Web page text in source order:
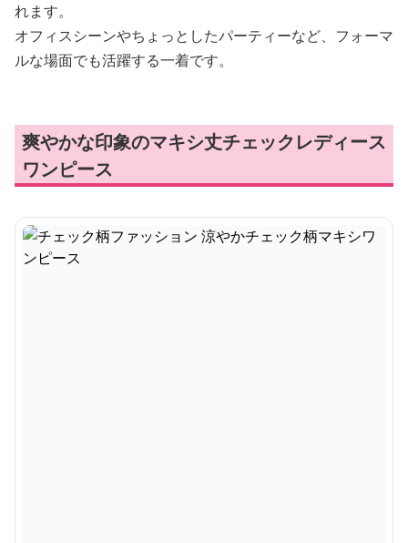
れます。
オフィスシーンやちょっとしたパーティーなど、フォーマ
ルな場面でも活躍する一着です。
爽やかな印象のマキシ丈チェックレディース
ワンピース